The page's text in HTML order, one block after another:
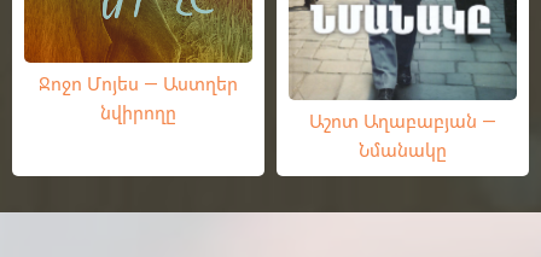
Ջոջո Մոյես — Աստղեր
նվիրողը
Աշոտ Աղաբաբյան —
Նմանակը